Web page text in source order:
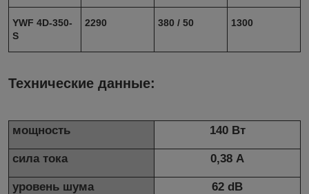
YWF 4D-350-
S
2290 380 / 50 1300
Технические данные:
мощность 140 Вт
сила тока 0,38 А
уровень шума 62 dB